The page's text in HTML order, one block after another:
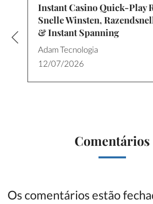
Instant Casino Quick‑Play
Snelle Winsten,
& Instant Spanning
Adam Tecnologia
12/07/2026
Comentários
Os comentários estão